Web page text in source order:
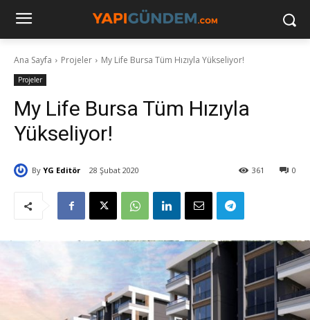
Ana Sayfa Projeler My Life Bursa Tüm Hızıyla Yükseliyor!
Projeler
My Life Bursa Tüm Hızıyla
Yükseliyor!
By YG Editör 28 Şubat 2020 0
361